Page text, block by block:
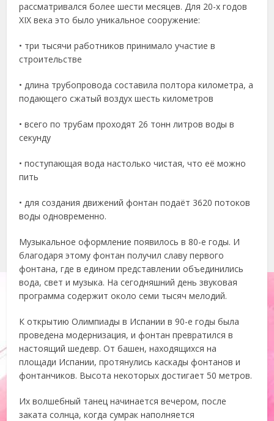
рассматривался более шести месяцев. Для 20-х годов
XIX века это было уникальное сооружение:
• три тысячи работников принимало участие в
строительстве
• длина трубопровода составила полтора километра, а
подающего сжатый воздух шесть километров
• всего по трубам проходят 26 тонн литров воды в
секунду
• поступающая вода настолько чистая, что её можно
пить
• для создания движений фонтан подаёт 3620 потоков
воды одновременно.
Музыкальное оформление появилось в 80-е годы. И
благодаря этому фонтан получил славу первого
фонтана, где в едином представлении объединились
вода, свет и музыка. На сегодняшний день звуковая
программа содержит около семи тысяч мелодий.
К открытию Олимпиады в Испании в 90-е годы была
проведена модернизация, и фонтан превратился в
настоящий шедевр. От башен, находящихся на
площади Испании, протянулись каскады фонтанов и
фонтанчиков. Высота некоторых достигает 50 метров.
Их волшебный танец начинается вечером, после
заката солнца, когда сумрак наполняется